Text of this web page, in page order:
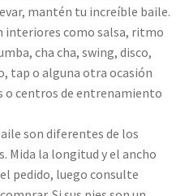
mantén tu increíble baile.
interiores como salsa, ritmo
cha cha, swing, disco,
tap o alguna otra ocasión
o centros de entrenamiento
son diferentes de los
Mida la longitud y el ancho
pedido, luego consulte